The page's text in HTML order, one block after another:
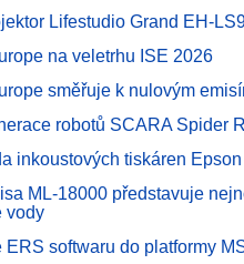
Lifestudio Grand EH-
na veletrhu ISE 2026
směřuje k nulovým
robotů SCARA Spider
inkoustových tiskáren
ML-18000 představuje
vody
ERS softwaru do platformy